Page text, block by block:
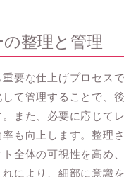
整理と管理
要な仕上げプロセス
て管理することで、
また、必要に応じて
も向上します。整理
全体の可視性を高め
により、細部に意識